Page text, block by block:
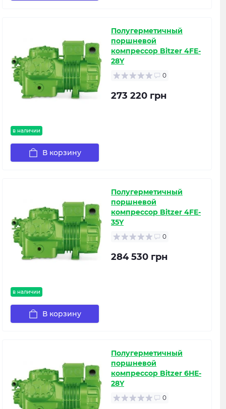
в наличии
Полугерметичный
поршневой
компрессор Bitzer 4FE-
28Y
0
273 220 грн
В корзину
в наличии
Полугерметичный
поршневой
компрессор Bitzer 4FE-
35Y
0
284 530 грн
В корзину
Полугерметичный
поршневой
компрессор Bitzer 6HE-
28Y
0